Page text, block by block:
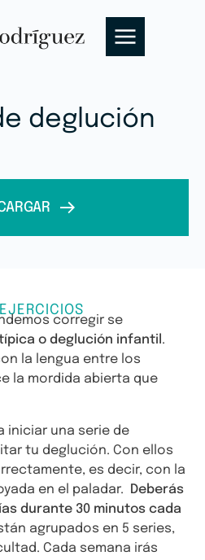
deglución
corregir se
o deglución infantil .
la lengua entre los
la mordida abierta que
iniciar una serie de
tu deglución. Con ellos
es decir, con la
en el paladar.
Deberás
durante 30 minutos cada
agrupados en 5 series,
Cada semana irás